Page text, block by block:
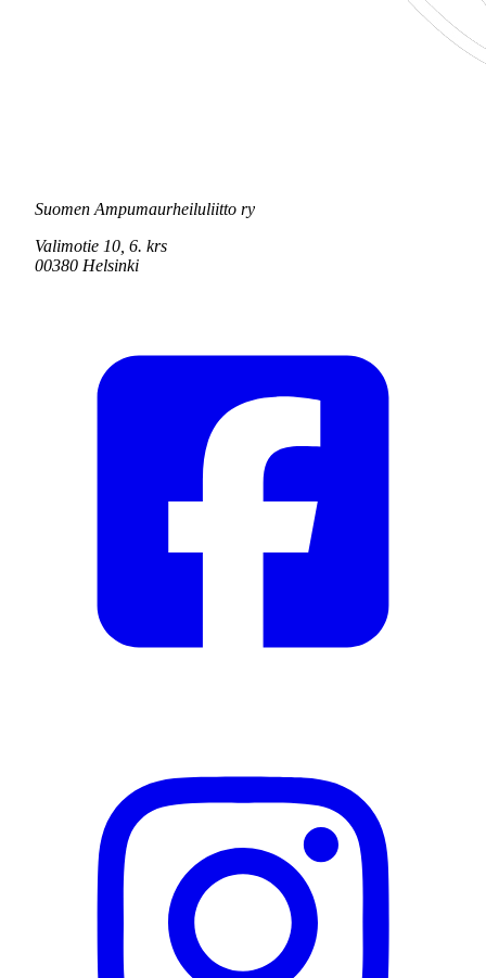
Suomen Ampumaurheiluliitto ry
Valimotie 10, 6. krs
00380 Helsinki